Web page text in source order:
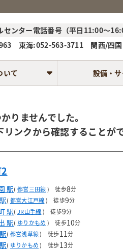
センター電話番号（平日11:00～
東海:052-563-3711 関西/四
いて 設備・
りませんでした。
ンクから確認することがで
駅( 都営三田線)徒歩8分
( 都営大江戸線)徒歩9分
駅( JR山手線)徒歩9分
駅( ゆりかもめ )徒歩10分
( 都営浅草線) 徒歩11分
( ゆりかもめ) 徒歩13分